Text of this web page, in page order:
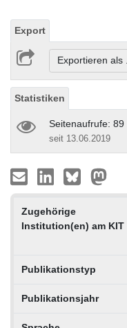
Export
Exportieren
Statistiken
Seitenaufrufe: 89
seit 13.06.2019
Zugehörige
Institution(en) am KIT
Publikationstyp
Publikationsjahr